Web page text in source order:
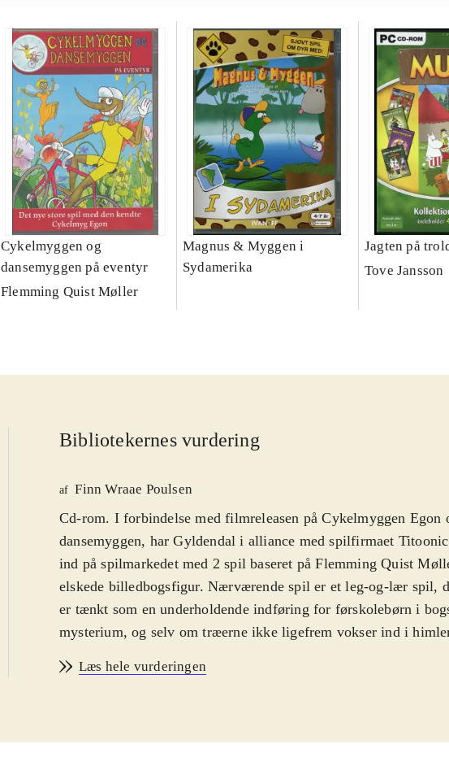
Cykelmyggen og
dansemyggen på eventyr
Flemming Quist Møller
Magnus & Myggen i
Sydamerika
Jagten på
Tove Jansson
Bibliotekernes vurdering
af Finn Wraae Poulsen
Cd-rom. I forbindelse med filmreleasen på Cykelmyggen Egon
dansemyggen, har Gyldendal i alliance med spilfirmaet
ind på spilmarkedet med 2 spil baseret på Flemming Quist
elskede billedbogsfigur. Nærværende spil er et leg-og-lær spil,
er tænkt som en underholdende indføring for førskolebørn i
mysterium, og selv om træerne ikke ligefrem vokser ind i
læringsspil med hver 3 sværhedsniveauer introduceres
der vindes ekstra ting til spillets "gemmested", samlebogen. I
Læs hele vurderingen